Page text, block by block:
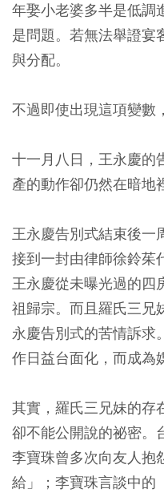
年娶小老婆多半是低調
是問題。若無法舉證宴
與分配。
不過即使出現這項變數
十一月八日，王永慶的
產的動作卻仍然在暗地
王永慶告別式結束後一
接到一封由律師徐鈴茱
王永慶從未曝光過的四
祖歸宗。而且羅氏三兄
永慶告別式的苦情訴求
作日益台面化，而成為
其實，羅氏三兄妹的存
卻不能公開說的祕密。
李寶珠曾多次向友人抱
給」；李寶珠言談中的